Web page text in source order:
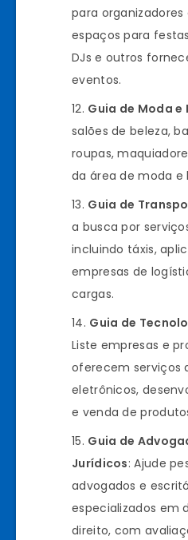
para
espaços para
DJs e outros
eventos.
Guia de Moda e
salões de beleza,
roupas,
da área de moda e
Guia de
a busca por
incluindo táxis,
empresas de
cargas.
Guia de
Liste empresas e
oferecem serviços
eletrônicos,
e venda de
Guia de
Jurídicos: Ajude
advogados e
especializados em
direito, com